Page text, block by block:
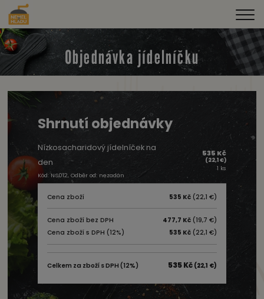
Objednávka jídelníčku
Shrnutí objednávky
Nízkosacharidový jídelníček na
den
Kód: NS012, Odběr od: nezadán
535 Kč
(22,1 €)
1 ks
Cena zboží 535 Kč (22,1 €)
Cena zboží bez DPH 477,7 Kč (19,7 €)
Cena zboží s DPH (12%)
535 Kč (22,1 €)
Celkem za zboží s DPH (12%) 535 Kč (22,1 €)